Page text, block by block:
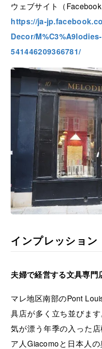
ウェブサイト（Facebook
https://ja-
Decor/
541446209366781/
インプレッション
夫婦で経営する文具専門
マレ地区南部のPont
具店が多く立ち並びま
気が漂う年季の入った
ア人Giacomoと日本人